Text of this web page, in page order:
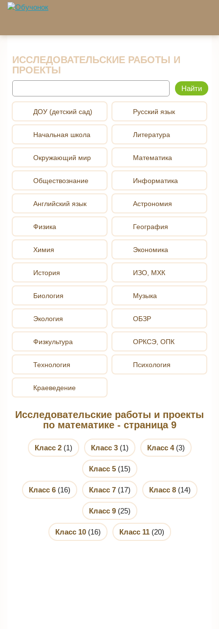
Перейти к основному содержанию
ИССЛЕДОВАТЕЛЬСКИЕ РАБОТЫ И
ПРОЕКТЫ
ДОУ (детский сад)
Начальная школа
Окружающий мир
Обществознание
Английский язык
Русский язык
Литература
Математика
Информатика
Астрономия
Физика
Химия
История
Биология
Экология
География
Экономика
ИЗО, МХК
Музыка
ОБЗР
Физкультура
Технология
Краеведение
ОРКСЭ, ОПК
Психология
Исследовательские работы и проекты
по математике - страница 9
Класс 2(1) Класс 3(1) Класс 4(3)
Класс 5(15)
Класс 6(16) Класс 7(17) Класс 8(14)
Класс 9(25)
Класс 10(16) Класс 11(20)